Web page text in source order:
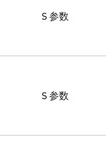
S 参数
S 参数